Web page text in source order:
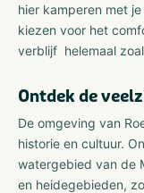
hier kamperen met
kiezen voor het
verblijf helemaal
Ontdek de
De omgeving van
historie en cultuur.
watergebied van de
en heidegebieden,